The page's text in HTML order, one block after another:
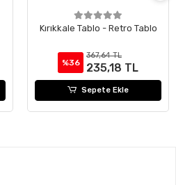
Kırıkkale Tablo - Retro Tablo
%36
367,64 TL
235,18 TL
Sepete Ekle